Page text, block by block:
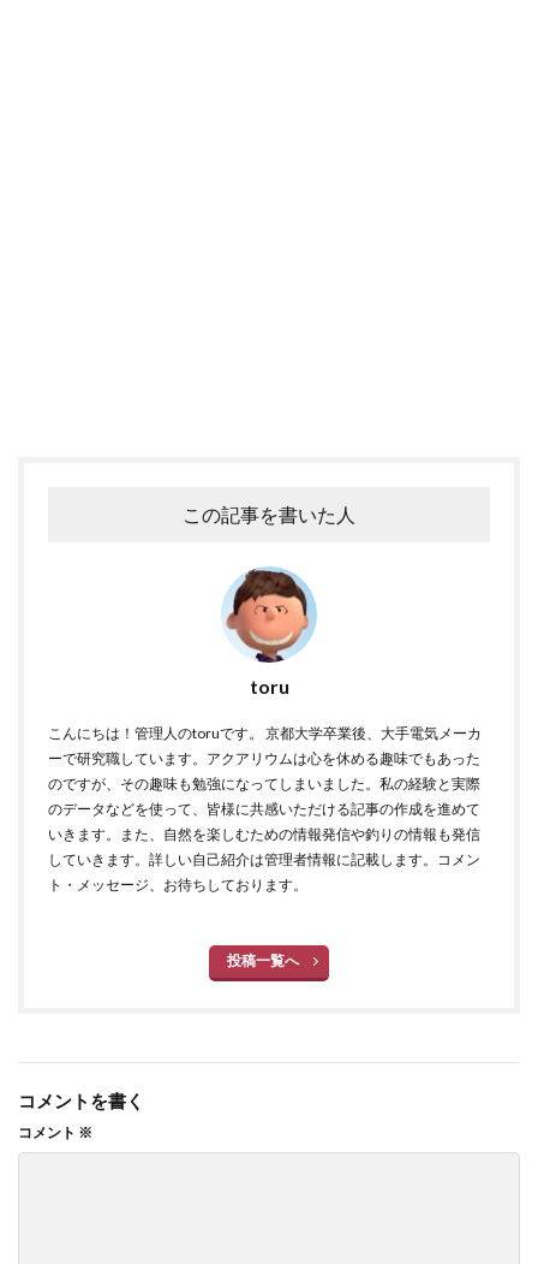
この記事を書いた人
toru
こんにちは！管理人のtoruです。 京都大学卒業後、大手電気メーカ
ーで研究職しています。アクアリウムは心を休める趣味でもあった
のですが、その趣味も勉強になってしまいました。私の経験と実際
のデータなどを使って、皆様に共感いただける記事の作成を進めて
いきます。また、自然を楽しむための情報発信や釣りの情報も発信
していきます。詳しい自己紹介は管理者情報に記載します。コメン
ト・メッセージ、お待ちしております。
投稿一覧へ
コメントを書く
コメント ※